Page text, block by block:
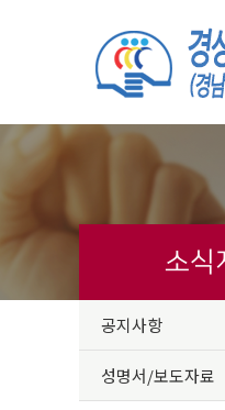
소식
공지사항
성명서/보도자료